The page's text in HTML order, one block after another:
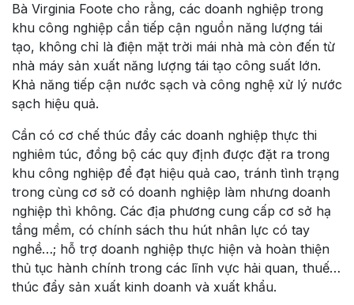
Bà Virginia Foote cho rằng, các doanh nghiệp trong
khu công nghiệp cần tiếp cận nguồn năng lượng tái
tạo, không chỉ là điện mặt trời mái nhà mà còn đến từ
nhà máy sản xuất năng lượng tái tạo công suất lớn.
Khả năng tiếp cận nước sạch và công nghệ xử lý nước
sạch hiệu quả.
Cần có cơ chế thúc đẩy các doanh nghiệp thực thi
nghiêm túc, đồng bộ các quy định được đặt ra trong
khu công nghiệp để đạt hiệu quả cao, tránh tình trạng
trong cùng cơ sở có doanh nghiệp làm nhưng doanh
nghiệp thì không. Các địa phương cung cấp cơ sở hạ
tầng mềm, có chính sách thu hút nhân lực có tay
nghề…; hỗ trợ doanh nghiệp thực hiện và hoàn thiện
thủ tục hành chính trong các lĩnh vực hải quan, thuế…
thúc đẩy sản xuất kinh doanh và xuất khẩu.